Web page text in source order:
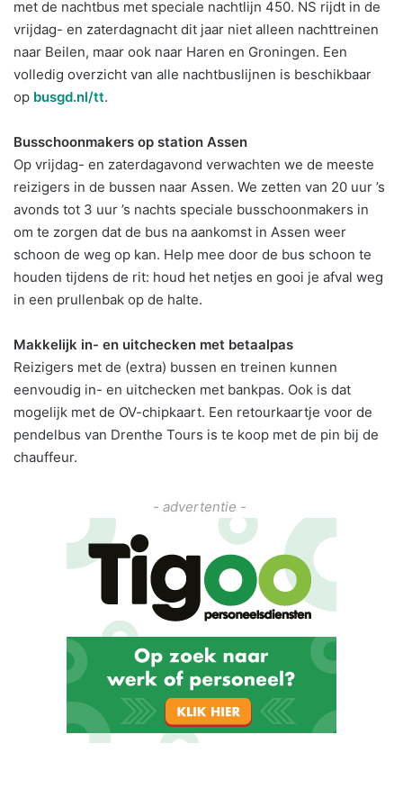
met de nachtbus met speciale nachtlijn 450. NS rijdt in de
vrijdag- en zaterdagnacht dit jaar niet alleen nachttreinen
naar Beilen, maar ook naar Haren en Groningen. Een
volledig overzicht van alle nachtbuslijnen is beschikbaar
op busgd.nl/tt.
Busschoonmakers op station Assen
Op vrijdag- en zaterdagavond verwachten we de meeste
reizigers in de bussen naar Assen. We zetten van 20 uur ’s
avonds tot 3 uur ’s nachts speciale busschoonmakers in
om te zorgen dat de bus na aankomst in Assen weer
schoon de weg op kan. Help mee door de bus schoon te
houden tijdens de rit: houd het netjes en gooi je afval weg
in een prullenbak op de halte.
Makkelijk in- en uitchecken met betaalpas
Reizigers met de (extra) bussen en treinen kunnen
eenvoudig in- en uitchecken met bankpas. Ook is dat
mogelijk met de OV-chipkaart. Een retourkaartje voor de
pendelbus van Drenthe Tours is te koop met de pin bij de
chauffeur.
- advertentie -